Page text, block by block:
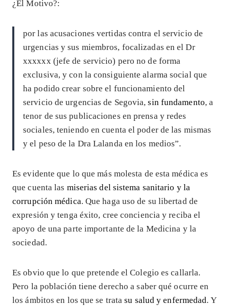
¿El Motivo?:
por las acusaciones vertidas contra el servicio de
urgencias y sus miembros, focalizadas en el Dr
xxxxxx (jefe de servicio) pero no de forma
exclusiva, y con la consiguiente alarma social que
ha podido crear sobre el funcionamiento del
servicio de urgencias de Segovia,sin fundamento, a
tenor de sus publicaciones en prensa y redes
sociales, teniendo en cuenta el poder de las mismas
y el peso de la Dra Lalanda en los medios”.
Es evidente que lo que más molesta de esta médica es
que cuenta las miserias del sistema sanitario y la
corrupción médica. Que haga uso de su libertad de
expresión y tenga éxito, cree conciencia y reciba el
apoyo de una parte importante de la Medicina y la
sociedad.
Es obvio que lo que pretende el Colegio es callarla.
Pero la población tiene derecho a saber qué ocurre en
los ámbitos en los que se tratasu salud y enfermedad. Y